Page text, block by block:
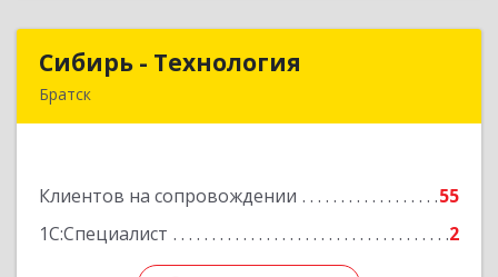
Сибирь - Технология
Братск
Клиентов на сопровождении
55
1С:Специалист
2
Сибирь - Технология
Подробнее